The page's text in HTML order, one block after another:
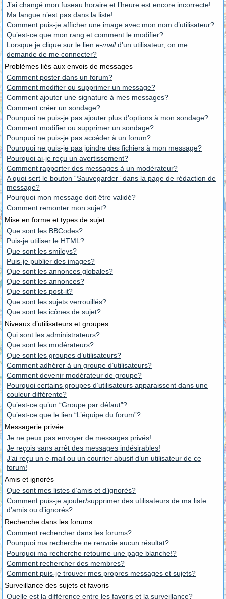
J’ai changé mon fuseau horaire et l’heure est encore incorrecte!
Ma langue n’est pas dans la liste!
Comment puis-je afficher une image avec mon nom d’utilisateur?
Qu’est-ce que mon rang et comment le modifier?
Lorsque je clique sur le lien e-maild’un utilisateur, on me
demande de me connecter?
Problèmes liés aux envois de messages
Comment poster dans un forum?
Comment modifier ou supprimer un message?
Comment ajouter une signature à mes messages?
Comment créer un sondage?
Pourquoi ne puis-je pas ajouter plus d’options à mon sondage?
Comment modifier ou supprimer un sondage?
Pourquoi ne puis-je pas accéder à un forum?
Pourquoi ne puis-je pas joindre des fichiers à mon message?
Pourquoi ai-je reçu un avertissement?
Comment rapporter des messages à un modérateur?
A quoi sert le bouton “Sauvegarder” dans la page de rédaction de
message?
Pourquoi mon message doit être validé?
Comment remonter mon sujet?
Mise en forme et types de sujet
Que sont les BBCodes?
Puis-je utiliser le HTML?
Que sont les smileys?
Puis-je publier des images?
Que sont les annonces globales?
Que sont les annonces?
Que sont les post-it?
Que sont les sujets verrouillés?
Que sont les icônes de sujet?
Niveaux d’utilisateurs et groupes
Qui sont les administrateurs?
Que sont les modérateurs?
Que sont les groupes d’utilisateurs?
Comment adhérer à un groupe d’utilisateurs?
Comment devenir modérateur de groupe?
Pourquoi certains groupes d’utilisateurs apparaissent dans une
couleur différente?
Qu’est-ce qu’un “Groupe par défaut”?
Qu’est-ce que le lien “L’équipe du forum”?
Messagerie privée
Je ne peux pas envoyer de messages privés!
Je reçois sans arrêt des messages indésirables!
J’ai reçu un e-mail ou un courrier abusif d’un utilisateur de ce
forum!
Amis et ignorés
Que sont mes listes d’amis et d’ignorés?
Comment puis-je ajouter/supprimer des utilisateurs de ma liste
d’amis ou d’ignorés?
Recherche dans les forums
Comment rechercher dans les forums?
Pourquoi ma recherche ne renvoie aucun résultat?
Pourquoi ma recherche retourne une page blanche!?
Comment rechercher des membres?
Comment puis-je trouver mes propres messages et sujets?
Surveillance des sujets et favoris
Quelle est la différence entre les favoris et la surveillance?